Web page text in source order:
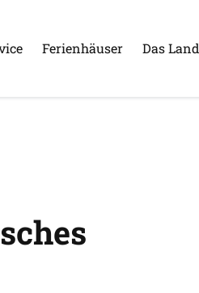
Ferienhäuser Das Land